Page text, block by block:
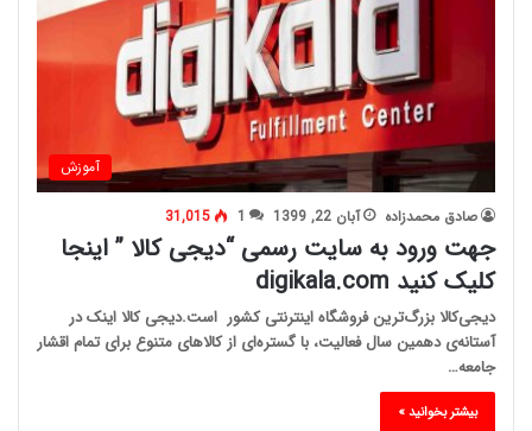
آموزش
صادق محمدزاده آبان 22, 1399 1
31,015
جهت ورود به سایت رسمی “دیجی کالا ” اینجا
کلیک کنید digikala.com
دیجی‌کالا بزرگ‌ترین فروشگاه اینترنتی کشور است.دیجی کالا اینک در
آستانه‌ی دهمین سال فعالیت، با گستره‌ای از کالاهای متنوع برای تمام اقشار
جامعه…
بیشتر بخوانید »